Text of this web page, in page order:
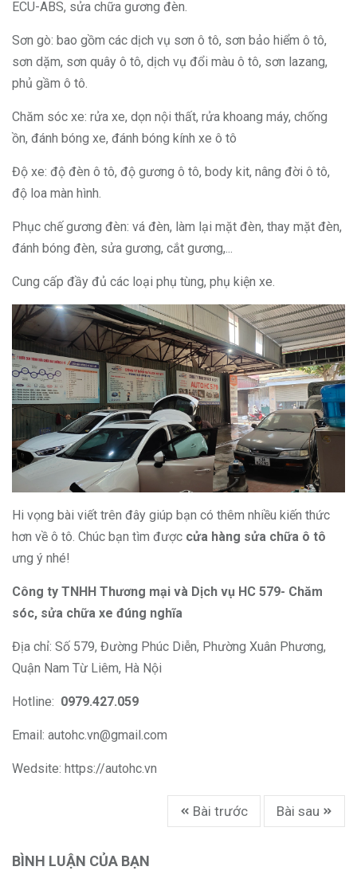
ECU-ABS, sửa chữa gương đèn.
Sơn gò: bao gồm các dịch vụ sơn ô tô, sơn bảo hiểm ô tô,
sơn dặm, sơn quây ô tô, dịch vụ đổi màu ô tô, sơn lazang,
phủ gầm ô tô.
Chăm sóc xe: rửa xe, dọn nội thất, rửa khoang máy, chống
ồn, đánh bóng xe, đánh bóng kính xe ô tô
Độ xe: độ đèn ô tô, độ gương ô tô, body kit, nâng đời ô tô,
độ loa màn hình.
Phục chế gương đèn: vá đèn, làm lại mặt đèn, thay mặt đèn,
đánh bóng đèn, sửa gương, cắt gương,...
Cung cấp đầy đủ các loại phụ tùng, phụ kiện xe.
Hi vọng bài viết trên đây giúp bạn có thêm nhiều kiến thức
hơn về ô tô. Chúc bạn tìm được cửa hàng sửa chữa ô tô
ưng ý nhé!
Công ty TNHH Thương mại và Dịch vụ HC 579- Chăm
sóc, sửa chữa xe đúng nghĩa
Địa chỉ: Số 579, Đường Phúc Diễn, Phường Xuân Phương,
Quận Nam Từ Liêm, Hà Nội
Hotline: 0979.427.059
Email: autohc.vn@gmail.com
Wedsite: https://autohc.vn
Bài trước Bài sau
BÌNH LUẬN CỦA BẠN